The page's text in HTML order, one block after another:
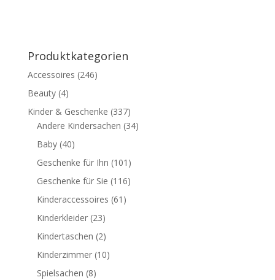
Produktkategorien
Accessoires (246)
Beauty (4)
Kinder & Geschenke (337)
Andere Kindersachen (34)
Baby (40)
Geschenke für Ihn (101)
Geschenke für Sie (116)
Kinderaccessoires (61)
Kinderkleider (23)
Kindertaschen (2)
Kinderzimmer (10)
Spielsachen (8)